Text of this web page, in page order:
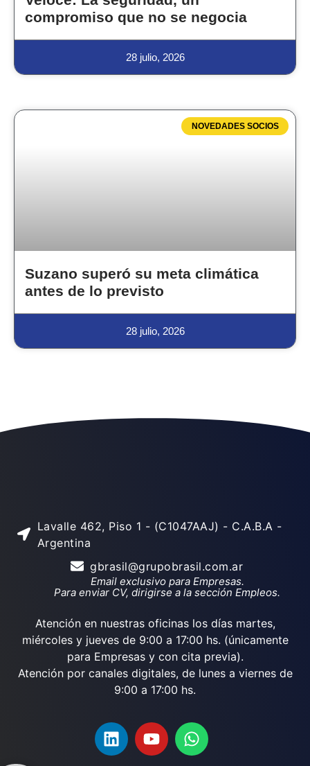
compromiso que no se negocia
28 julio, 2026
NOVEDADES SOCIOS
Suzano superó su meta climática
antes de lo previsto
28 julio, 2026
Lavalle 462, Piso 1 - (C1047AAJ) - C.A.B.A -
Argentina
gbrasil@grupobrasil.com.ar
Email exclusivo para Empresas.
Para enviar CV, dirigirse a la sección Empleos.
Atención en nuestras oficinas los días martes,
miércoles y jueves de 9:00 a 17:00 hs. (únicamente
para Empresas y con cita previa).
Atención por canales digitales, de lunes a viernes de
9:00 a 17:00 hs.